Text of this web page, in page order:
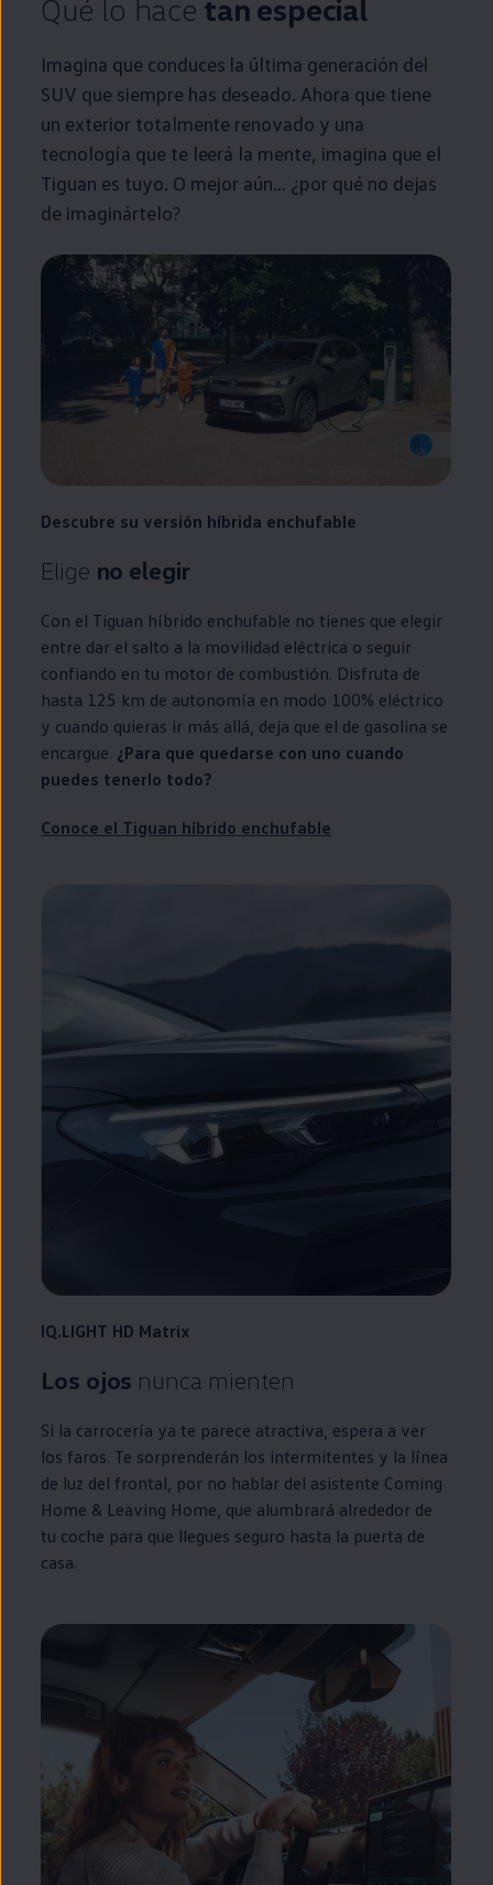
Qué lo hace tan especial
Imagina que conduces la última generación del
SUV que siempre has deseado. Ahora que tiene
un exterior totalmente renovado y una
tecnología que te leerá la mente, imagina que el
Tiguan es tuyo. O mejor aún… ¿por qué no dejas
de imaginártelo?
Descubre su versión híbrida enchufable
Elige no elegir
Con el Tiguan híbrido enchufable no tienes que elegir
entre dar el salto a la movilidad eléctrica o seguir
confiando en tu motor de combustión. Disfruta de
hasta 125 km de autonomía en modo 100% eléctrico
y cuando quieras ir más allá, deja que el de gasolina se
encargue. ¿Para que quedarse con uno cuando
puedes tenerlo todo?
Conoce el Tiguan híbrido enchufable
IQ.LIGHT HD Matrix
Los ojos nunca mienten
Si la carrocería ya te parece atractiva, espera a ver
los faros. Te sorprenderán los intermitentes y la línea
de luz del frontal, por no hablar del asistente Coming
Home & Leaving Home , que alumbrará alrededor de
tu coche para que llegues seguro hasta la puerta de
casa.